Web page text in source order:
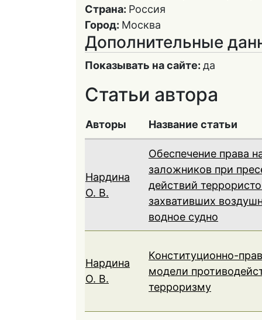
Страна: Россия
Город: Москва
Дополнительные
Показывать на сайте: да
Статьи автора
Авторы Название статьи
Нардина
О. В.
Обеспечение права
заложников при
действий
захвативших
водное судно
Нардина
О. В.
Конституционно-
модели
терроризму